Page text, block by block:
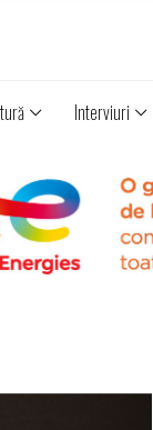
Interviuri